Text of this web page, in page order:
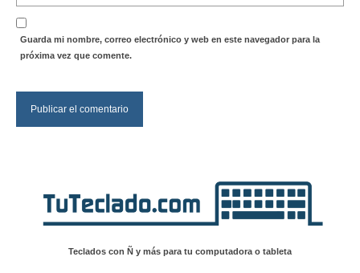
Guarda mi nombre, correo electrónico y web en este navegador para la
próxima vez que comente.
Teclados con Ñ y más para tu computadora o tableta